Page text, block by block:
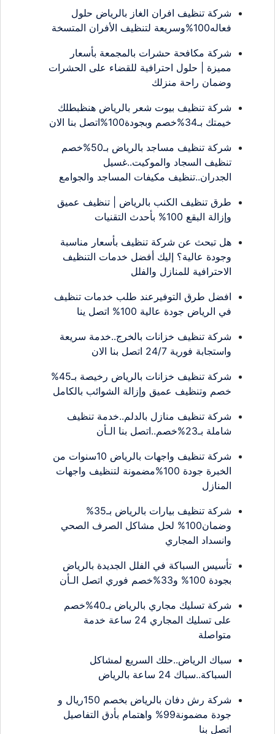
شركة تنظيف افران الغاز بالرياض حلول
فعاله100%وسريعة لتنظيف الأفران المتسخة
شركة مكافحة حشرات بالمجمعة بأسعار
مميزة | حلول احترافية للقضاء على الحشرات
وضمان راحة منزلك
شركة تنظيف بيوت شعر بالرياض هنظبطلك
خيمتك بـ34%خصم وبجودة100%اتصل بنا الان
شركة تنظيف مساجد بالرياض بـ50%خصم
تنظيف السجاد والموكيت..غسيل
الجدران..تنظيف مكيفات المساجد والجوامع
طرق تنظيف الكنب بالرياض | تنظيف عميق
وإزالة البقع 100% بأحدث التقنيات
هل تبحث عن شركة تنظيف بأسعار مناسبة
وجودة عالية؟ إليك أفضل خدمات التنظيف
الاحترافية للمنازل والفلل
افضل طرق التوفيرعند طلب خدمات تنظيف
في الرياض جودة عالية 100% اتصل ينا
شركة تنظيف خزانات بالخرج..خدمة سريعة
واستجابة فورية 24/7 اتصل بنا الان
شركة تنظيف خزانات بالرياض رخيصة بـ45%
خصم وتنظيف عميق وإزالة الشوائب بالكامل
شركة تنظيف منازل بالدلم..خدمة تنظيف
شاملة بـ23%خصم..اتصل بنا الـأن
شركة تنظيف واجهات بالرياض 10سنوات من
الخبرة جودة 100%مضمونة لتنظيف واجهات
المنازل
شركة تنظيف بيارات بالرياض بـ35%
وضمان100% لحل مشاكل الصرف الصحي
وانسداد المجاري
تأسيس السباكة في الفلل الجديدة بالرياض
بجودة 100% و33%خصم فوري اتصل الـأن
شركة تسليك مجاري بالرياض بـ40%خصم
على تسليك المجاري 24 ساعة خدمة
متواصلة
سباك الرياض..حلك السريع لمشاكل
السباكة..سباك 24 ساعة بالرياض
شركة رش دفان بالرياض بخصم 150ريال و
جودة مضمونة99% واهتمام بأدق التفاصيل
اتصل بنا